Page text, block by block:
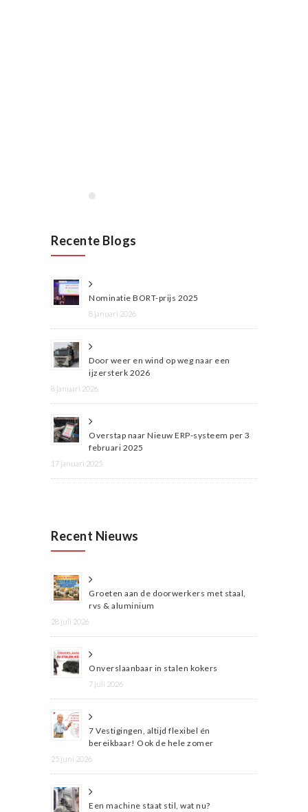
Recente Blogs
Nominatie BORT-prijs 2025
8 januari 2026
Door weer en wind op weg naar een
ijzersterk 2026
8 januari 2026
Overstap naar Nieuw ERP-systeem per 3
februari 2025
17 januari 2025
Recent Nieuws
Groeten aan de doorwerkers met staal,
rvs & aluminium
28 juli 2026
Onverslaanbaar in stalen kokers
7 juli 2026
7 Vestigingen, altijd flexibel én
bereikbaar! Ook de hele zomer
25 juni 2026
Een machine staat stil, wat nu?